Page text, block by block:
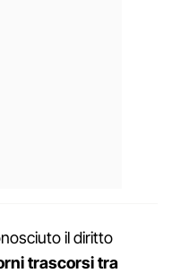
il diritto
trascorsi tra